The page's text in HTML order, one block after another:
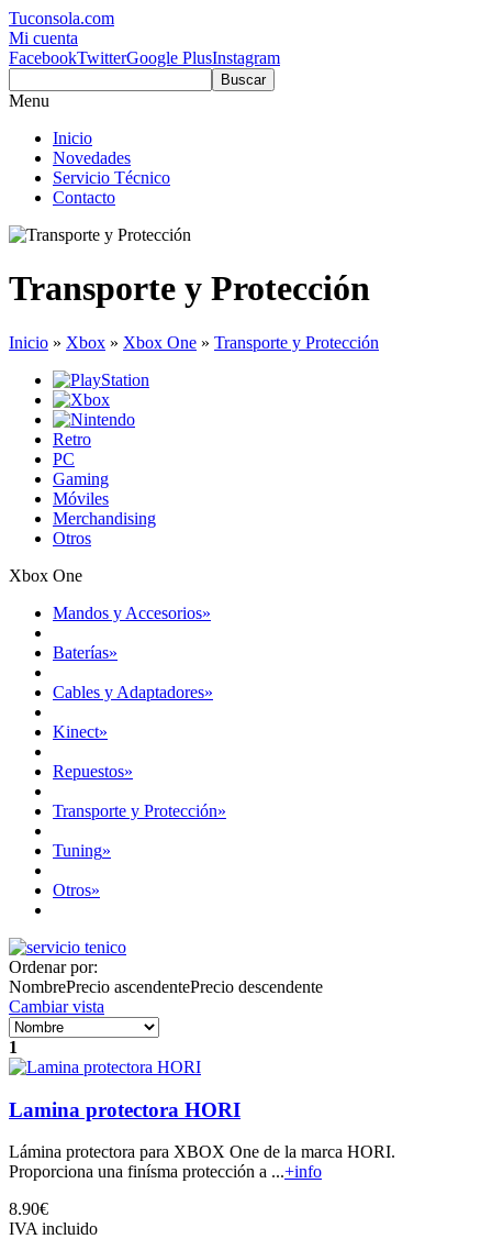
Tuconsola.com
Mi cuenta
FacebookTwitterGoogle PlusInstagram
Buscar
Menu
Inicio
Novedades
Servicio Técnico
Contacto
Transporte y Protección
Inicio » Xbox » Xbox One » Transporte y Protección
Retro
PC
Gaming
Móviles
Merchandising
Otros
Xbox One
Mandos y Accesorios»
Baterías»
Cables y Adaptadores»
Kinect»
Repuestos»
Transporte y Protección»
Tuning»
Otros»
Ordenar por:
NombrePrecio ascendentePrecio descendente
Cambiar vista
1
Lamina protectora HORI
Lámina protectora para XBOX One de la marca HORI.
Proporciona una finísma protección a ...+info
8.90€
IVA incluido